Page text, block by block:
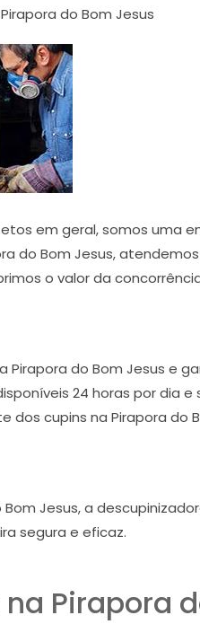
do Bom Jesus
em geral, somos uma
do Bom Jesus,
o valor da
do Bom Jesus e
24 horas por dia
cupins na Pirapora do
Jesus, a
segura e eficaz.
Pirapora